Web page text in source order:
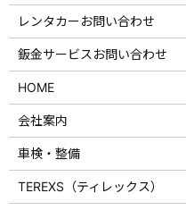
レンタカーお問い合わせ
鈑金サービスお問い合わせ
HOME
会社案内
車検・整備
TEREXS（ティレックス）